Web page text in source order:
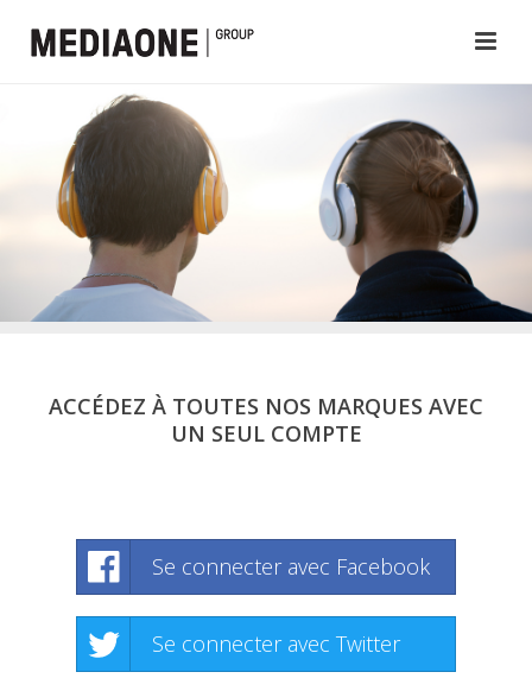
ACCÉDEZ À TOUTES NOS MARQUES AVEC
UN SEUL COMPTE
Se connecter avec Facebook
Se connecter avec Twitter